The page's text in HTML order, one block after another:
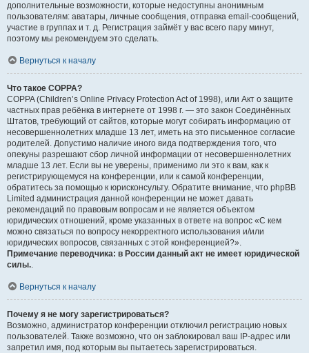
дополнительные возможности, которые недоступны анонимным
пользователям: аватары, личные сообщения, отправка email-сообщений,
участие в группах и т. д. Регистрация займёт у вас всего пару минут,
поэтому мы рекомендуем это сделать.
Вернуться к началу
Что такое COPPA?
COPPA (Children’s Online Privacy Protection Act of 1998), или Акт о защите
частных прав ребёнка в интернете от 1998 г. — это закон Соединённых
Штатов, требующий от сайтов, которые могут собирать информацию от
несовершеннолетних младше 13 лет, иметь на это письменное согласие
родителей. Допустимо наличие иного вида подтверждения того, что
опекуны разрешают сбор личной информации от несовершеннолетних
младше 13 лет. Если вы не уверены, применимо ли это к вам, как к
регистрирующемуся на конференции, или к самой конференции,
обратитесь за помощью к юрисконсульту. Обратите внимание, что phpBB
Limited администрация данной конференции не может давать
рекомендаций по правовым вопросам и не является объектом
юридических отношений, кроме указанных в ответе на вопрос «С кем
можно связаться по вопросу некорректного использования и/или
юридических вопросов, связанных с этой конференцией?».
Примечание переводчика: в России данный акт не имеет юридической
силы..
Вернуться к началу
Почему я не могу зарегистрироваться?
Возможно, администратор конференции отключил регистрацию новых
пользователей. Также возможно, что он заблокировал ваш IP-адрес или
запретил имя, под которым вы пытаетесь зарегистрироваться.